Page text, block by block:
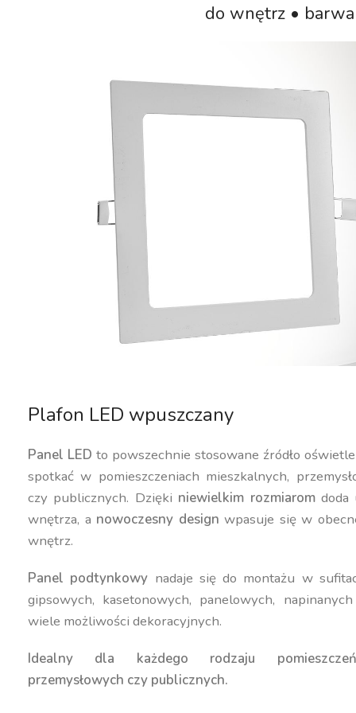
do wnętrz •
Plafon LED wpuszczany
Panel LED to powszechnie stosowane źródło
spotkać w pomieszczeniach mieszkalnych,
czy publicznych. Dzięki niewielkim rozmiaromdoda
wnętrza, a nowoczesny design wpasuje się w
wnętrz.
Panel podtynkowy nadaje się do montażu w
gipsowych, kasetonowych, panelowych,
wiele możliwości dekoracyjnych.
Idealny dla każdego rodzaju
przemysłowych czy publicznych.